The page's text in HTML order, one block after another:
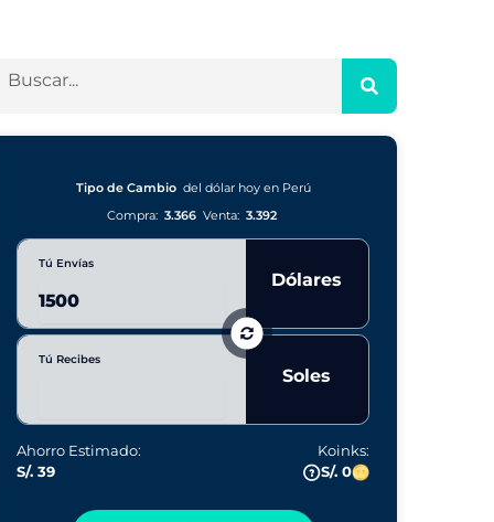
Tipo de Cambio del dólar hoy en Perú
Compra: 3.366 Venta: 3.392
Tú Envías
Dólares
Tú Recibes
Soles
Ahorro Estimado:
S/. 39
Koinks:
S/. 0